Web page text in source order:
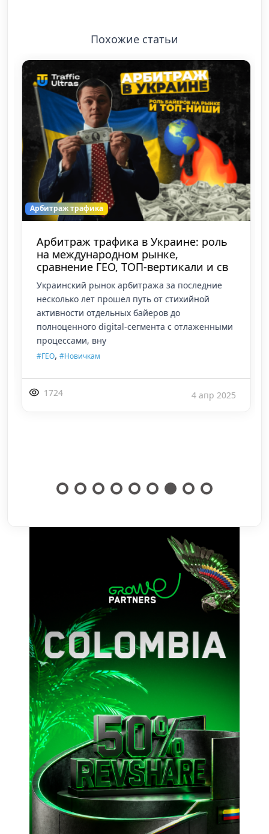
Похожие статьи
Арбитраж трафика
Арбитраж трафика в Украине: роль
на международном рынке,
сравнение ГЕО, ТОП-вертикали и св
Украинский рынок арбитража за последние
несколько лет прошел путь от стихийной
активности отдельных байеров до
полноценного digital-сегмента с отлаженными
процессами, вну
#ГЕО, #Новичкам
1724 4 апр 2025